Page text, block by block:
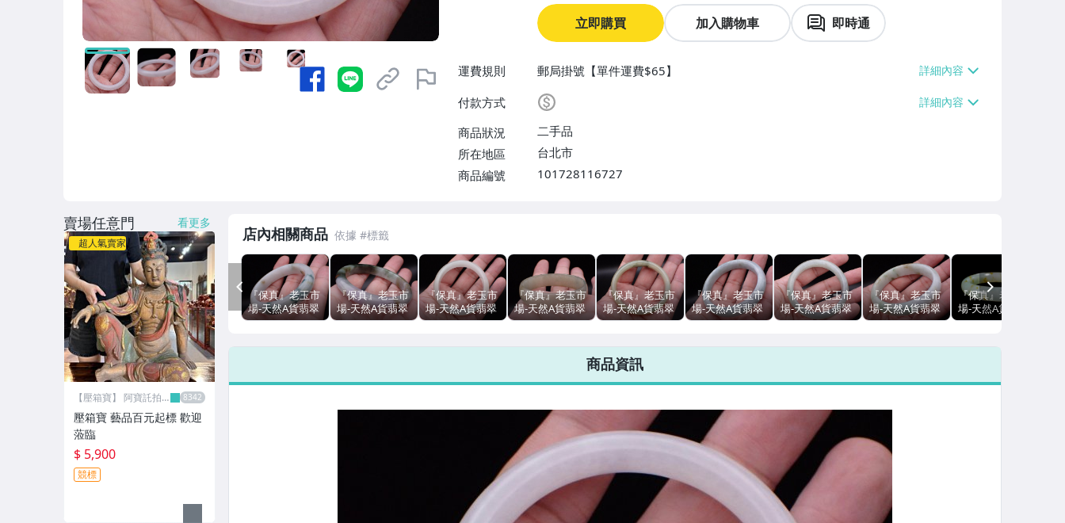
立即購買 加入購物車 即時通
運費規則
郵局掛號【單件運費$65】
付款方式
商品狀況
二手品
所在地區
台北市
商品編號
101728116727
店內相關商品
『保真』老玉市
場-天然A貨翡翠
飄綠花(18圍)玉
宅配店到店自
『保真』老玉市
場-天然A貨翡翠
春帶彩紫羅蘭
(可寄送宅配店
『保真』老玉市
場-天然A貨翡翠
白冰糯種翠玉
鐲(可寄送宅配
『保真』老玉市
場-天然A貨翡翠
冰糯種(16圍)玉
宅配店到店自
『保真』老玉市
場-天然A貨翡翠
飄綠花貴妃玉
圍)(可寄送宅配
店到店自取)
『保真』老玉市
場-天然A貨翡翠
(18.25圍)玉鐲/
配店到店自取)
『保真』老玉市
場-天然A貨翡翠
冰種帶蘋果綠
(可寄送宅配店
『保真』老玉市
場-天然A貨翡翠
飄綠花貴妃玉
(可寄送宅配店
『保真』老玉市
場-天然A貨翡翠
冰種飄紅翡18圍
泰安鑑定書)
PREV
商品資訊
賣場任意門 看更多
超人氣賣家
【壓箱寶】 阿寶託拍
壓箱寶 藝品百元起標 歡迎
蒞臨
$ 5,900
競標